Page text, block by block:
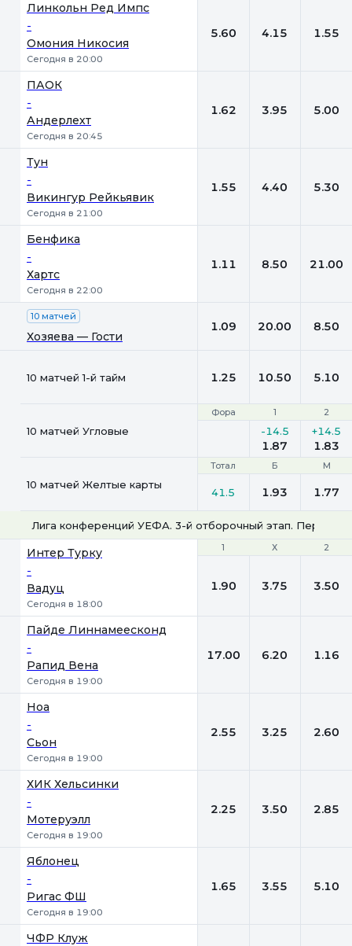
Линкольн Ред Импс
-
Омония Никосия
Сегодня в 20:00
5.60 4.15 1.55
ПАОК
-
Андерлехт
Сегодня в 20:45
1.62 3.95 5.00
Тун
-
Викингур Рейкьявик
Сегодня в 21:00
1.55 4.40 5.30
Бенфика
-
Хартс
Сегодня в 22:00
1.11 8.50 21.00
10 матчей
Хозяева — Гости
1.09 20.00 8.50
10 матчей 1-й тайм 1.25 10.50 5.10
Фора 1 2
10 матчей Угловые
Фора 1 2
-14.5
1.87
+14.5
1.83
Тотал Б М
10 матчей Желтые карты
Тотал Б М
41.5 1.93 1.77
Лига конференций УЕФА. 3-й отборочный этап. Первые
1 Х 2
Интер Турку
-
Вадуц
Сегодня в 18:00
1 Х 2
1.90 3.75 3.50
Пайде Линнамеесконд
-
Рапид Вена
Сегодня в 19:00
17.00 6.20 1.16
Ноа
-
Сьон
Сегодня в 19:00
2.55 3.25 2.60
ХИК Хельсинки
-
Мотеруэлл
Сегодня в 19:00
2.25 3.50 2.85
Яблонец
-
Ригас ФШ
Сегодня в 19:00
1.65 3.55 5.10
ЧФР Клуж